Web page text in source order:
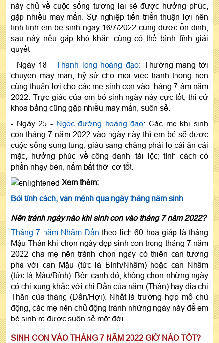
này chủ về cuộc sống tương lai sẽ được hưởng phúc,
gặp nhiều may mắn. Sự nghiệp tiến triển thuận lợi nên
tính tình em bé sinh ngày 16/7/2022 cũng được ổn định,
sau này nếu gặp khó khăn cũng có thể bình tĩnh giải
quyết
- Ngày 18 - Thanh long hoàng đạo: Thường mang tới
chuyện may mắn, hỷ sử cho mọi việc hanh thông nên
cũng thuận lợi cho các mẹ sinh con vào tháng 7 âm năm
2022. Trực giác của em bé sinh ngày này cực tốt; thi cử
khoa bảng cũng gặp nhiều may mắn, suôn sẻ.
- Ngày 25 - Ngọc đường hoàng đạo: Các mẹ khi sinh
con tháng 7 năm 2022 vào ngày này thì em bé sẽ được
cuộc sống sung tung, giàu sang chẳng phải lo cái ăn cái
mặc, hưởng phúc về công danh, tài lộc; tính cách có
phần nhạy bén, nắm bắt thời cơ tốt.
Xem thêm:
Bói tính cách, vận mệnh qua ngày tháng năm sinh
Nên tránh ngày nào khi sinh con vào tháng 7 năm 2022?
Tháng 7 năm Nhâm Dần theo lịch 60 hoa giáp là tháng
Mậu Thân khi chọn ngày đẹp sinh con trong tháng 7 năm
2022 cha mẹ nên tránh chọn ngày có thiên can tương
phá với can Mậu (tức là Bính/Nhâm) hoặc can Nhâm
(tức là Mậu/Bính). Bên cạnh đó, không chọn những ngày
có chi xung khắc với chi Dần của năm (Thân) hay địa chi
Thân của tháng (Dần/Hợi). Nhất là trường hợp mổ chủ
động, các mẹ nên chủ động tránh những ngày này để em
bé sinh ra được suôn sẻ một đời.
SINH CON VÀO THÁNG 7 NĂM 2022 GIỜ NÀO TỐT?